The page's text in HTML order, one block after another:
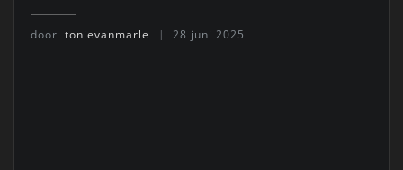
door tonievanmarle 28 juni 2025